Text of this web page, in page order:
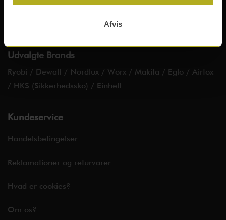
Afvis
Følg os på facebook
Udvalgte Brands
Ryobi / Dewalt / Nordlux / Worx / Makita / Eglo / Airtox
/ HKS (Sikkerhedssko) / Einhell
Kundeservice
Handelsbetingelser
Reklamationer og returvarer
Hvad er cookies?
Om os?